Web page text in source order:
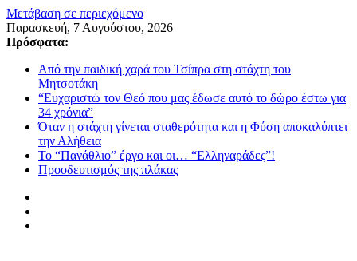
Μετάβαση σε περιεχόμενο
Παρασκευή, 7 Αυγούστου, 2026
Πρόσφατα:
Από την παιδική χαρά του Τσίπρα στη στάχτη του
Μητσοτάκη
“Ευχαριστώ τον Θεό που μας έδωσε αυτό το δώρο έστω για
34 χρόνια”
Όταν η στάχτη γίνεται σταθερότητα και η Φύση αποκαλύπτει
την Αλήθεια
Το “Πανάθλιο” έργο και οι… “Ελληναράδες”!
Προοδευτισμός της πλάκας